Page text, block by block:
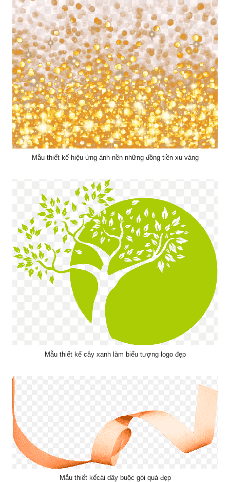
Mẫu thiết kế hiệu ứng ảnh nền những đồng tiền xu vàng
Mẫu thiết kế cây xanh làm biểu tượng logo đẹp
Mẫu thiết kếcái dây buộc gói quà đẹp